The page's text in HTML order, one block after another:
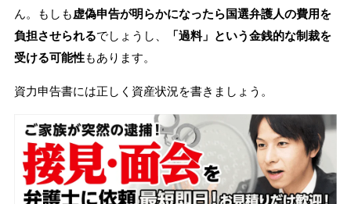
ん。もしも虚偽申告が明らかになったら国選弁護人の費用を
負担させられるでしょうし、
「過料」という金銭的な制裁を
受ける可能性もあります。
資力申告書には正しく資産状況を書きましょう。